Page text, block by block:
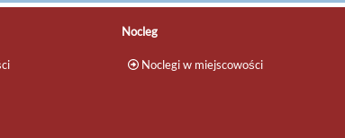
Nocleg
Noclegi w miejscowości